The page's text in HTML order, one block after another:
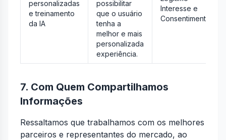
personalizadas
e treinamento
da IA
possibilitar
que o usuário
tenha a
melhor e mais
personalizada
experiência.
Interesse e
Consentimento
7. Com Quem Compartilhamos
Informações
Ressaltamos que trabalhamos com os melhores
parceiros e representantes do mercado, ao